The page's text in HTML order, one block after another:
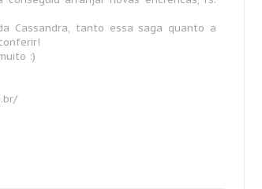
Cassandra, tanto essa saga quanto a
:)